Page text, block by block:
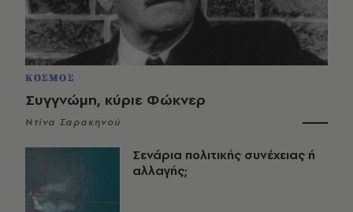
ΚΟΣΜΟΣ
Συγγνώμη, κύριε Φώκνερ
Ντίνα Σαρακηνού
Σενάρια πολιτικής συνέχειας ή
αλλαγής;